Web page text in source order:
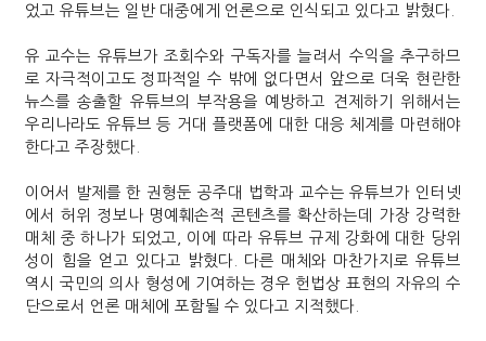
었고 유튜브는 일반 대중에게 언론으로 인식되고 있다고 밝혔다.
유 교수는 유튜브가 조회수와 구독자를 늘려서 수익을 추구하므
로 자극적이고도 정파적일 수 밖에 없다면서 앞으로 더욱 현란한
뉴스를 송출할 유튜브의 부작용을 예방하고 견제하기 위해서는
우리나라도 유튜브 등 거대 플랫폼에 대한 대응 체계를 마련해야
한다고 주장했다.
이어서 발제를 한 권형둔 공주대 법학과 교수는 유튜브가 인터넷
에서 허위 정보나 명예훼손적 콘텐츠를 확산하는데 가장 강력한
매체 중 하나가 되었고, 이에 따라 유튜브 규제 강화에 대한 당위
성이 힘을 얻고 있다고 밝혔다. 다른 매체와 마찬가지로 유튜브
역시 국민의 의사 형성에 기여하는 경우 헌법상 표현의 자유의 수
단으로서 언론 매체에 포함될 수 있다고 지적했다.